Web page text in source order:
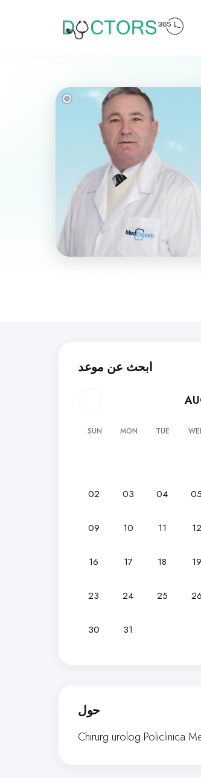
ابحث عن موعد
SUN MON TUE
02 03 04 05
09 10 11 12
16 17 18 19
23 24 25 26
30 31
حول
Chirurg urolog Policlinica